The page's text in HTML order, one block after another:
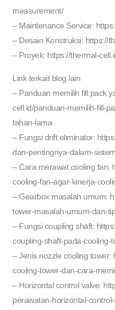
measurement/
– Maintenance Service:
– Desain Konstruksi: https://
– Proyek: https://thermal-
Link terkait blog lain
– Panduan memilih fill pack
cell.id/panduan-memilih-fill-
tahan-lama
– Fungsi drift eliminator:
dan-pentingnya-dalam-
– Cara merawat cooling fan:
cooling-fan-agar-kinerja-
– Gearbox masalah umum:
tower-masalah-umum-dan-
– Fungsi coupling shaft:
coupling-shaft-pada-cooling-
– Jenis nozzle cooling tower:
cooling-tower-dan-cara-
– Horizontal control valve:
perawatan-horizontal-